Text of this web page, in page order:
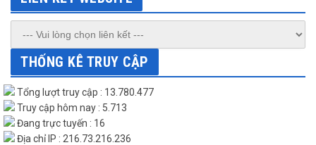
THỐNG KÊ TRUY CẬP
Tổng lượt truy cập : 13.780.477
Truy cập hôm nay : 5.713
Đang trực tuyến : 16
Địa chỉ IP : 216.73.216.236